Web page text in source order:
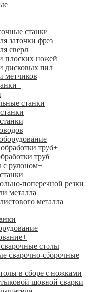
станки
заточки фрез
сверл
плоских ножей
дисковых пил
метчиков
+
станки
труб+
труб
с рулоном+
поперечной резки
металла
металла
+
столы
сварочно-сборочные
в сборе с ножками
шовной сварки